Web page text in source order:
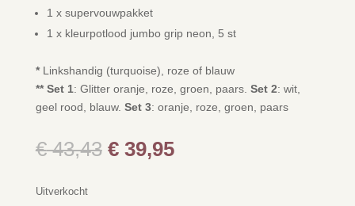
1 x supervouwpakket
1 x kleurpotlood jumbo grip neon, 5 st
*Linkshandig (turquoise), roze of blauw
** Set 1: Glitter oranje, roze, groen, paars. Set 2: wit,
geel rood, blauw. Set 3: oranje, roze, groen, paars
€43,43 Oorspronkelijke
€39,95Huidige
Uitverkocht